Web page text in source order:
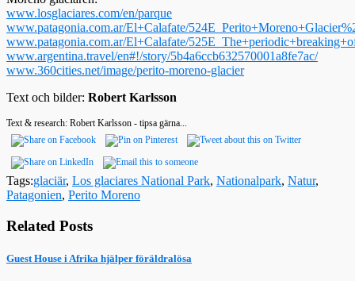
www.losglaciares.com/en/parque
www.patagonia.com.ar/El+Calafate/
www.patagonia.com.ar/El+Calafate/
www.argentina.travel/en#!/story/5b4a6ccb632570001a8fe7ac/
www.360cities.net/image/perito-moreno-glacier
Text och bilder: Robert Karlsson
Text & research: Robert Karlsson - tipsa gärna...
Tags:glaciär, Los glaciares National Park, Nationalpark, Natur,
Patagonien, Perito Moreno
Related Posts
Guest House i Afrika hjälper föräldralösa